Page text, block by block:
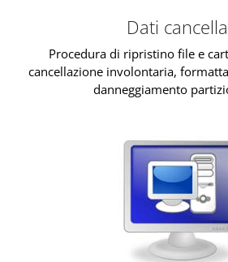
Dati
Procedura di ripristino file e
cancellazione involontaria,
danneggiamento